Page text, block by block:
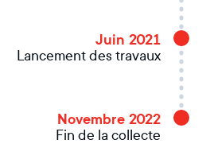
Juin 2021
Lancement des travaux
Novembre 2022
Fin de la collecte